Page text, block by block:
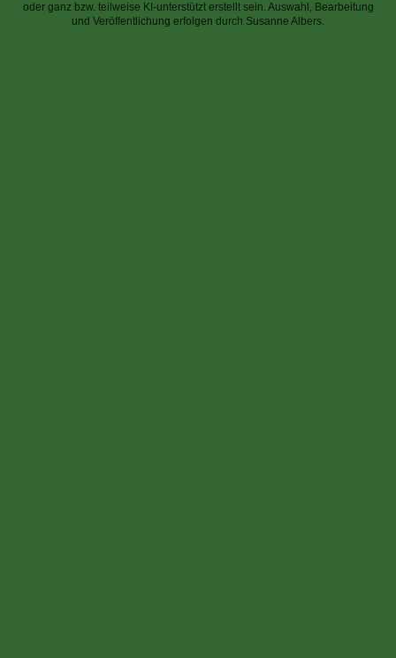
oder ganz bzw. teilweise KI-unterstützt erstellt sein. Auswahl, Bearbeitung
und Veröffentlichung erfolgen durch Susanne Albers.